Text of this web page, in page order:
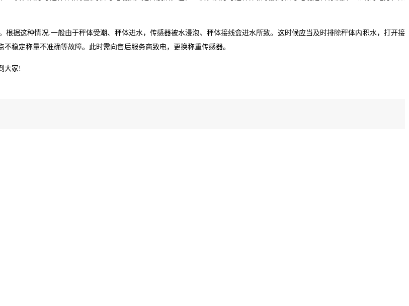
据这种情况.一般由于秤体受潮、秤体进水，传感器被水浸泡、秤体接线盒进水所致。这时候应当及时排除秤体内积水，打开接
稳定称量不准确等故障。此时需向售后服务商致电，更换称重传感器。
大家!